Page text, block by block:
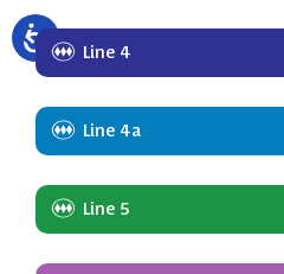
Line 4
Line 4a
Line 5